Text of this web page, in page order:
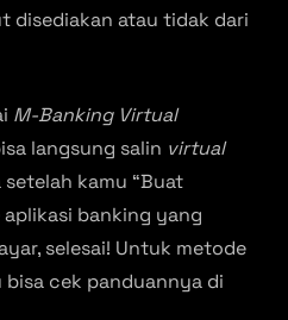
disediakan atau tidak dari
M-Banking Virtual
langsung salin virtual
kamu “Buat
aplikasi banking yang
selesai! Untuk metode
bisa cek panduannya di